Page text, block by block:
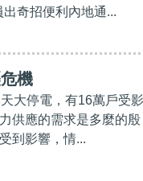
奇招便利內地通...
機
大停電，有16萬戶受影
供應的需求是多麼的殷
到影響，情...